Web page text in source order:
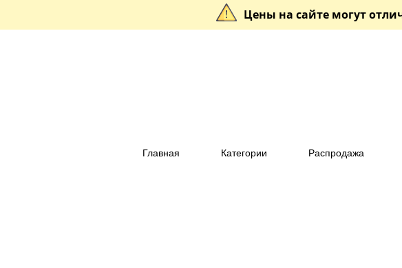
Цены на сайте могут
Главная Категории Распродажа